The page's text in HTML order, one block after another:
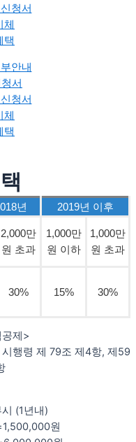
청서
택
안내​
서
청서
체
택
년 2019년 이후
2,000만
원 초과
1,000만
원 이하
1,000만
원 초과
30% 15% 30%
제>
행령 제 79조 제4항, 제59
(1년내)
원